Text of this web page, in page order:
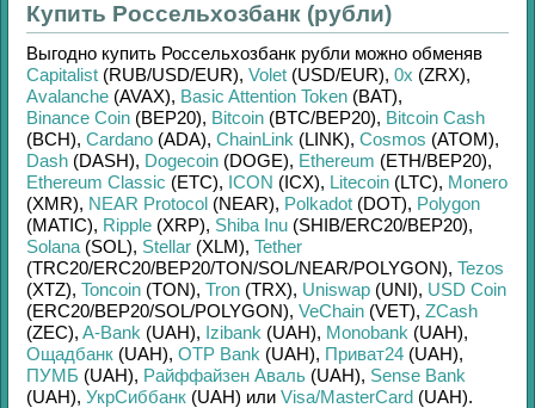
Купить Россельхозбанк (рубли)
Выгодно купить Россельхозбанк рубли можно обменяв
Capitalist (RUB/USD/EUR), Volet (USD/EUR), 0x (ZRX),
Avalanche (AVAX), Basic Attention Token (BAT),
Binance Coin (BEP20), Bitcoin (BTC/BEP20), Bitcoin Cash
(BCH), Cardano (ADA), ChainLink (LINK), Cosmos (ATOM),
Dash (DASH), Dogecoin (DOGE), Ethereum (ETH/BEP20),
Ethereum Classic (ETC), ICON (ICX), Litecoin (LTC), Monero
(XMR), NEAR Protocol (NEAR), Polkadot (DOT), Polygon
(MATIC), Ripple (XRP), Shiba Inu (SHIB/ERC20/BEP20),
Solana (SOL), Stellar (XLM), Tether
(TRC20/ERC20/BEP20/TON/SOL/NEAR/POLYGON), Tezos
(XTZ), Toncoin (TON), Tron (TRX), Uniswap (UNI), USD Coin
(ERC20/BEP20/SOL/POLYGON), VeChain (VET), ZCash
(ZEC), A-Bank (UAH), Izibank (UAH), Monobank (UAH),
Ощадбанк (UAH), OTP Bank (UAH), Приват24 (UAH),
ПУМБ (UAH), Райффайзен Аваль (UAH), Sense Bank
(UAH), УкрСиббанк (UAH) или Visa/MasterCard (UAH).